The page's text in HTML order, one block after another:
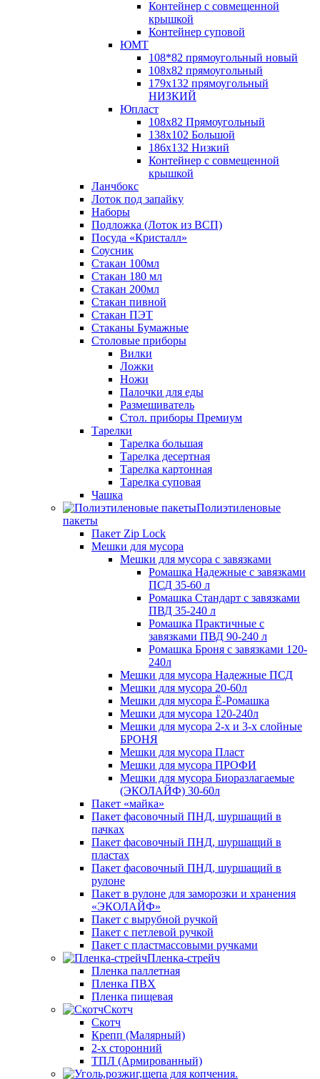
Контейнер с совмещенной
крышкой
Контейнер суповой
ЮМТ
108*82 прямоугольный новый
108х82 прямоугольный
179х132 прямоугольный
НИЗКИЙ
Юпласт
108х82 Прямоугольный
138х102 Большой
186х132 Низкий
Контейнер с совмещенной
крышкой
Ланчбокс
Лоток под запайку
Наборы
Подложка (Лоток из ВСП)
Посуда «Кристалл»
Соусник
Стакан 100мл
Стакан 180 мл
Стакан 200мл
Стакан пивной
Стакан ПЭТ
Стаканы Бумажные
Столовые приборы
Вилки
Ложки
Ножи
Палочки для еды
Размешиватель
Стол. приборы Премиум
Тарелки
Тарелка большая
Тарелка десертная
Тарелка картонная
Тарелка суповая
Чашка
Полиэтиленовые
пакеты
Пакет Zip Lock
Мешки для мусора
Мешки для мусора с завязками
Ромашка Надежные с завязками
ПСД 35-60 л
Ромашка Стандарт с завязками
ПВД 35-240 л
Ромашка Практичные с
завязками ПВД 90-240 л
Ромашка Броня с завязками 120-
240л
Мешки для мусора Надежные ПСД
Мешки для мусора 20-60л
Мешки для мусора Ё-Ромашка
Мешки для мусора 120-240л
Мешки для мусора 2-х и 3-х слойные
БРОНЯ
Мешки для мусора Пласт
Мешки для мусора ПРОФИ
Мешки для мусора Биоразлагаемые
(ЭКОЛАЙФ) 30-60л
Пакет «майка»
Пакет фасовочный ПНД, шуршащий в
пачках
Пакет фасовочный ПНД, шуршащий в
пластах
Пакет фасовочный ПНД, шуршащий в
рулоне
Пакет в рулоне для заморозки и хранения
«ЭКОЛАЙФ»
Пакет с вырубной ручкой
Пакет с петлевой ручкой
Пакет с пластмассовыми ручками
Пленка-стрейч
Пленка паллетная
Пленка ПВХ
Пленка пищевая
Скотч
Скотч
Крепп (Малярный)
2-х сторонний
ТПЛ (Армированный)